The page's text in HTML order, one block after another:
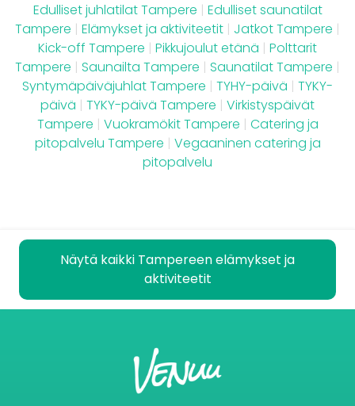
Edulliset juhlatilat Tampere | Edulliset saunatilat
Tampere | Elämykset ja aktiviteetit | Jatkot Tampere |
Kick-off Tampere | Pikkujoulut etänä | Polttarit
Tampere | Saunailta Tampere | Saunatilat Tampere |
Syntymäpäiväjuhlat Tampere | TYHY-päivä | TYKY-
päivä | TYKY-päivä Tampere | Virkistyspäivät
Tampere | Vuokramökit Tampere | Catering ja
pitopalvelu Tampere | Vegaaninen catering ja
pitopalvelu
Näytä kaikki Tampereen elämykset ja
aktiviteetit